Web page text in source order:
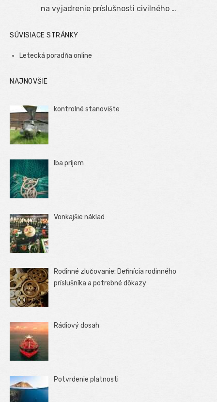
na vyjadrenie príslušnosti civilného …
SÚVISIACE STRÁNKY
Letecká poradňa online
NAJNOVŠIE
kontrolné stanovište
Iba príjem
Vonkajšie náklad
Rodinné zlučovanie: Definícia rodinného
príslušníka a potrebné dôkazy
Rádiový dosah
Potvrdenie platnosti